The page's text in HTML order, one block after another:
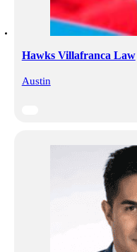
Hawks Villafranca Law
Austin